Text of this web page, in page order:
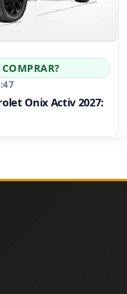
Onix Activ 2027: